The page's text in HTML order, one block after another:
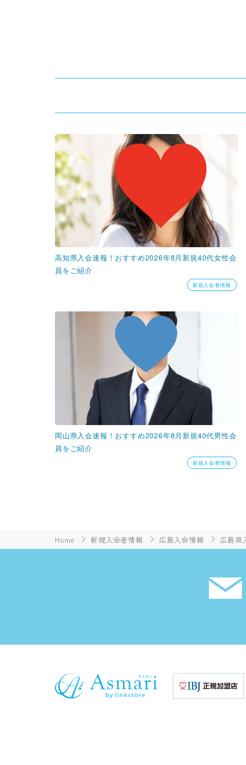
高知県入会速報！おすすめ2026年8月新規40代女性会
員をご紹介
新規入会者情報
岡山県入会速報！おすすめ2026年8月新規40代男性会
員をご紹介
新規入会者情報
Home 新規入会者情報 広島入会情報 広島県